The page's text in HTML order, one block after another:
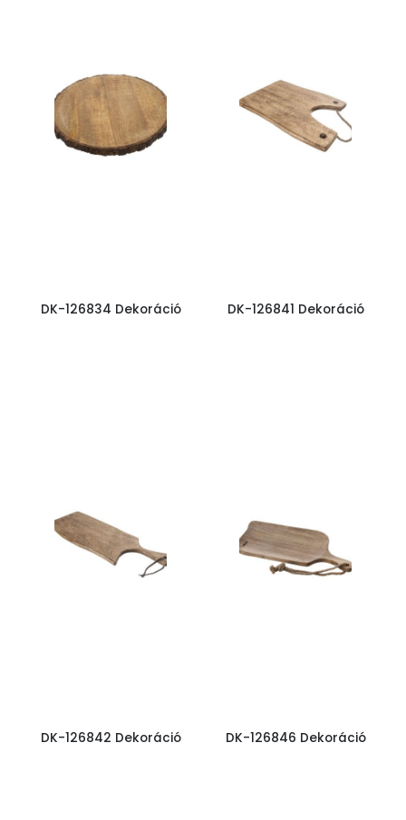
DK-126834 Dekoráció DK-126841 Dekoráció
DK-126842 Dekoráció DK-126846 Dekoráció